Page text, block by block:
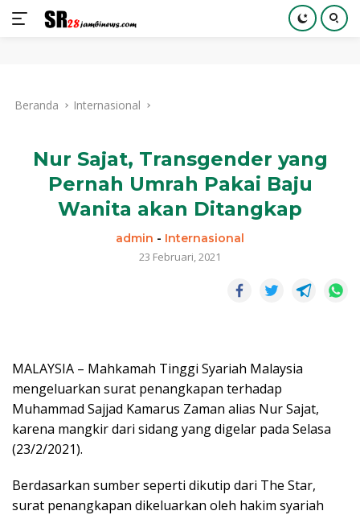
kontenBeranda Internasional
Nur Sajat, Transgender yang
Pernah Umrah Pakai Baju
Wanita akan Ditangkap
admin - Internasional
23 Februari, 2021
MALAYSIA – Mahkamah Tinggi Syariah Malaysia
mengeluarkan surat penangkapan terhadap
Muhammad Sajjad Kamarus Zaman alias Nur Sajat,
karena mangkir dari sidang yang digelar pada Selasa
(23/2/2021).
Berdasarkan sumber seperti dikutip dari The Star,
surat penangkapan dikeluarkan oleh hakim syariah